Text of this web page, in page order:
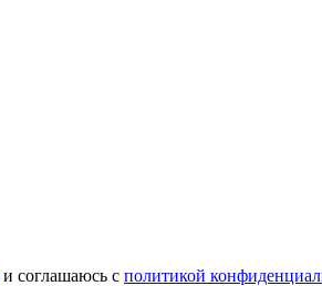
и соглашаюсь с политикой